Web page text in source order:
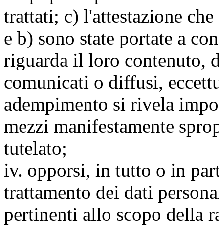
trattati; c) l'attestazione
e b) sono state portate a
riguarda il loro contenuto,
comunicati o diffusi,
adempimento si rivela
mezzi manifestamente
tutelato;
iv. opporsi, in tutto o in
trattamento dei dati
pertinenti allo scopo della